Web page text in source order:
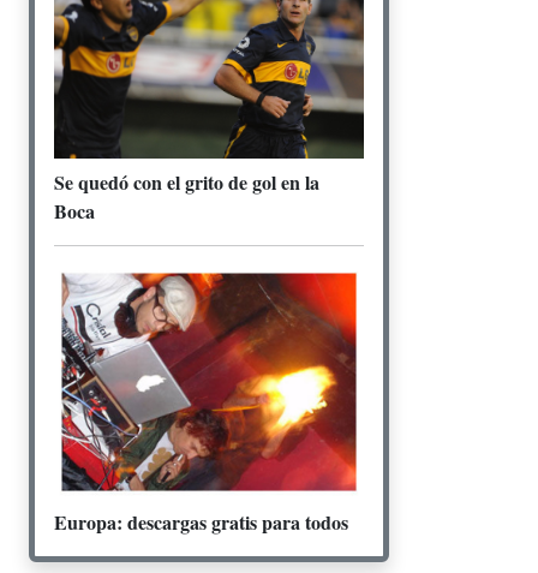
Se quedó con el grito de gol en la
Boca
Europa: descargas gratis para todos